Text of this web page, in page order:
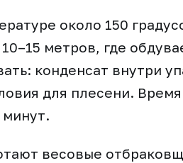
около 150
метров, где
конденсат внутри
для плесени.
минут.
весовые